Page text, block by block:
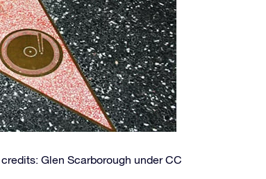
Glen Scarborough under CC